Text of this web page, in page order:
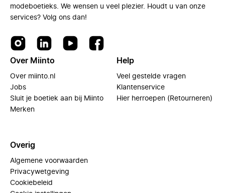
modeboetieks. We wensen u veel plezier. Houdt u van onze
services? Volg ons dan!
Over Miinto
Over miinto.nl
Jobs
Sluit je boetiek aan bij Miinto
Merken
Help
Veel gestelde vragen
Klantenservice
Hier herroepen (Retourneren)
Overig
Algemene voorwaarden
Privacywetgeving
Cookiebeleid